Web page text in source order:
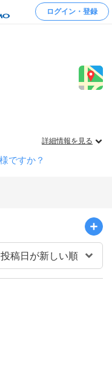
ログイン・登録
詳細情報を見る
ですか？